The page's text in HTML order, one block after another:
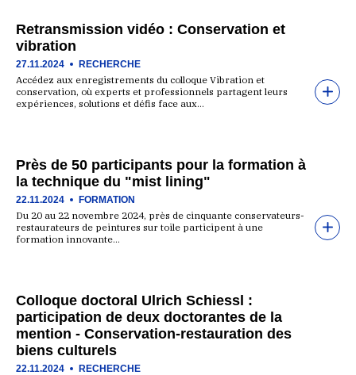
Retransmission vidéo : Conservation et
vibration
27.11.2024 RECHERCHE
Accédez aux enregistrements du colloque Vibration et
conservation, où experts et professionnels partagent leurs
expériences, solutions et défis face aux…
Près de 50 participants pour la formation à
la technique du "mist lining"
22.11.2024 FORMATION
Du 20 au 22 novembre 2024, près de cinquante conservateurs-
restaurateurs de peintures sur toile participent à une
formation innovante…
Colloque doctoral Ulrich Schiessl :
participation de deux doctorantes de la
mention - Conservation-restauration des
biens culturels
22.11.2024 RECHERCHE